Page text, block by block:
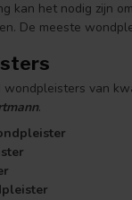
kan het nodig zijn
De meeste
van
.